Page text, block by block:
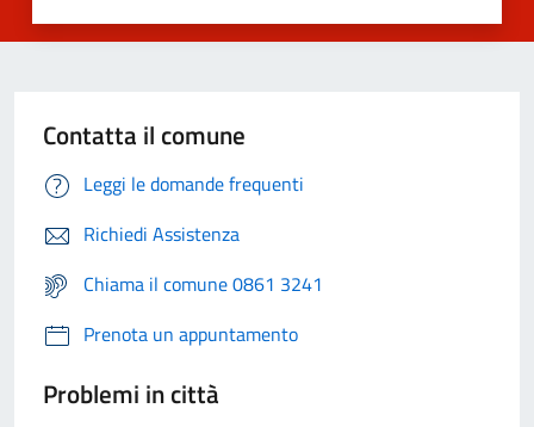
Contatta il comune
Leggi le domande frequenti
Richiedi Assistenza
Chiama il comune 0861 3241
Prenota un appuntamento
Problemi in città